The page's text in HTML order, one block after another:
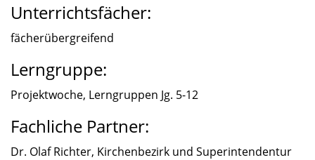
Unterrichtsfächer:
fächer­über­grei­fend
Lerngruppe:
Projekt­wo­che, Lerngrup­pen Jg. 5-12
Fachliche Partner:
Dr. Olaf Richter, Kirchen­be­zirk und Super­in­ten­den­tur